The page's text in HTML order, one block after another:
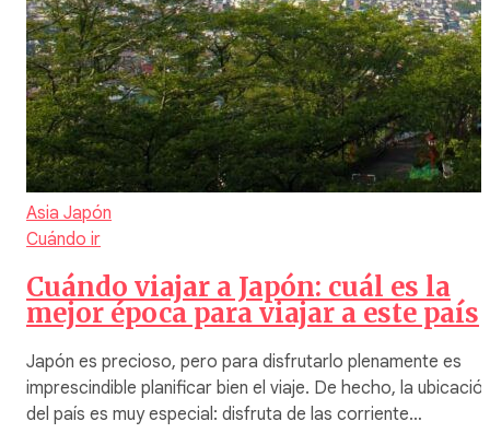
Asia Japón
Cuándo ir
Cuándo viajar a Japón: cuál es la
mejor época para viajar a este país
Japón es precioso, pero para disfrutarlo plenamente es
imprescindible planificar bien el viaje. De hecho, la
del país es muy especial: disfruta de las corriente…